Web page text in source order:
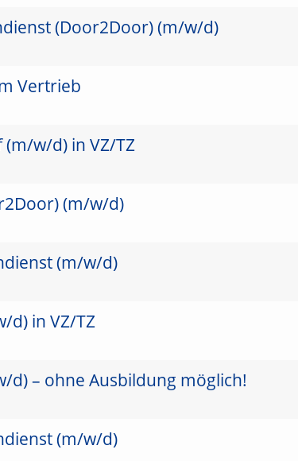
(Door2Door) (m/w/d)
Vertrieb
w/d) in VZ/TZ
(m/w/d)
(m/w/d)
d) in VZ/TZ
d) – ohne Ausbildung möglich!
(m/w/d)